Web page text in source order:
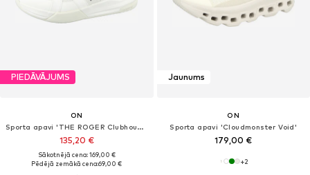
PIEDĀVĀJUMS
ON
Sporta apavi 'THE ROGER Clubhouse Pro'
135,20 €
Sākotnējā cena: 169,00 €
Pēdējā zemākā cena:69,00 €
Jaunums
ON
Sporta apavi 'Cloudmonster Void'
179,00 €
+2